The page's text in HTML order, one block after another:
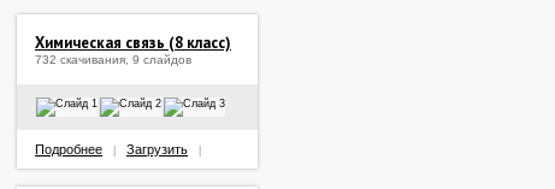
Химическая связь (8 класс)
732 скачивания, 9 слайдов
Подробнее Загрузить